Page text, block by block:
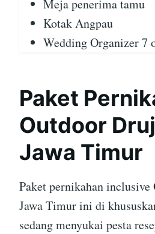
Meja penerima tamu
Kotak Angpau
Wedding Organizer 7
Paket
Outdoor
Jawa Timur
Paket pernikahan
Jawa Timur ini di
sedang menyukai pesta